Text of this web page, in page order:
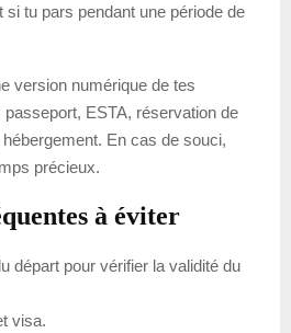
si tu pars pendant une période de
version numérique de tes
ESTA, réservation de
En cas de souci,
précieux.
à éviter
départ pour vérifier la validité du
visa.